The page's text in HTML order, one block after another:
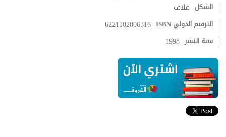
الشكل غلاف
الترقيم الدولي ISBN 6221102006316
سنة النشر 1998